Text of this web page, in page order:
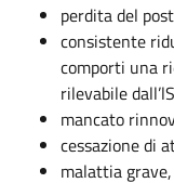
perdita del
consistente
comporti una
rilevabile
mancato
cessazione di
malattia